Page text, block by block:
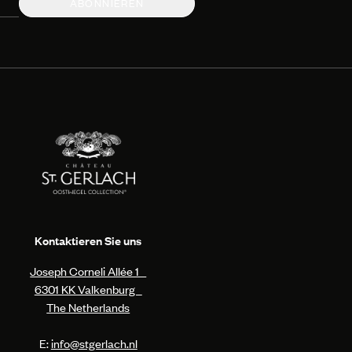
Kontaktieren Sie uns
Joseph Corneli Allée 1
6301 KK Valkenburg
The Netherlands
E:info@stgerlach.nl